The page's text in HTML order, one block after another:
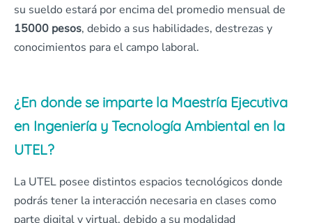
su sueldo estará por encima del promedio mensual de
15000 pesos, debido a sus habilidades, destrezas y
conocimientos para el campo laboral.
¿En donde se imparte la Maestría Ejecutiva
en Ingeniería y Tecnología Ambiental en la
UTEL?
La UTEL posee distintos espacios tecnológicos donde
podrás tener la interacción necesaria en clases como
parte digital y virtual, debido a su modalidad